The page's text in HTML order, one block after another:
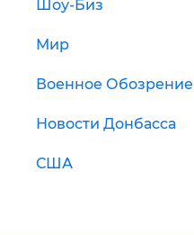
Шоу-Биз
Мир
Военное Обозрение
Новости Донбасса
США